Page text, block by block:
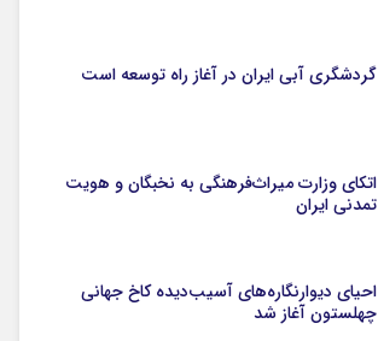
گردشگری آبی ایران در آغاز راه توسعه است
اتکای وزارت میراث‌فرهنگی به نخبگان و هویت
تمدنی ایران
احیای دیوارنگاره‌های آسیب‌دیده کاخ جهانی
چهلستون آغاز شد